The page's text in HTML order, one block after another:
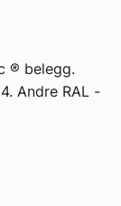
® belegg.
Andre RAL -